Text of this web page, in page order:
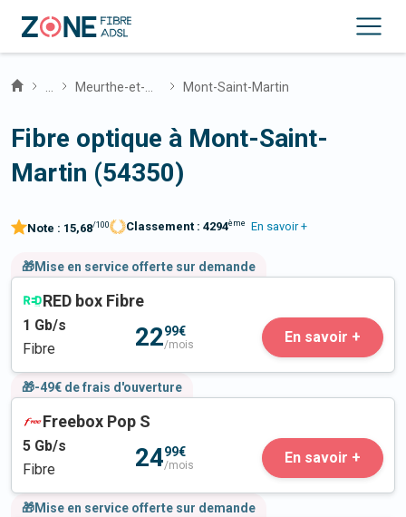
Mont-Saint-Martin
Fibre optique à Mont-Saint-
Martin (54350)
Note : 15,68/100 Classement : 4294ème En savoir +
🎁Mise en service offerte sur demande
RED box Fibre
1 Gb/s
Fibre
2299€
/mois En savoir +
🎁-49€ de frais d'ouverture
Freebox Pop S
5 Gb/s
Fibre
2499€
/mois En savoir +
🎁Mise en service offerte sur demande